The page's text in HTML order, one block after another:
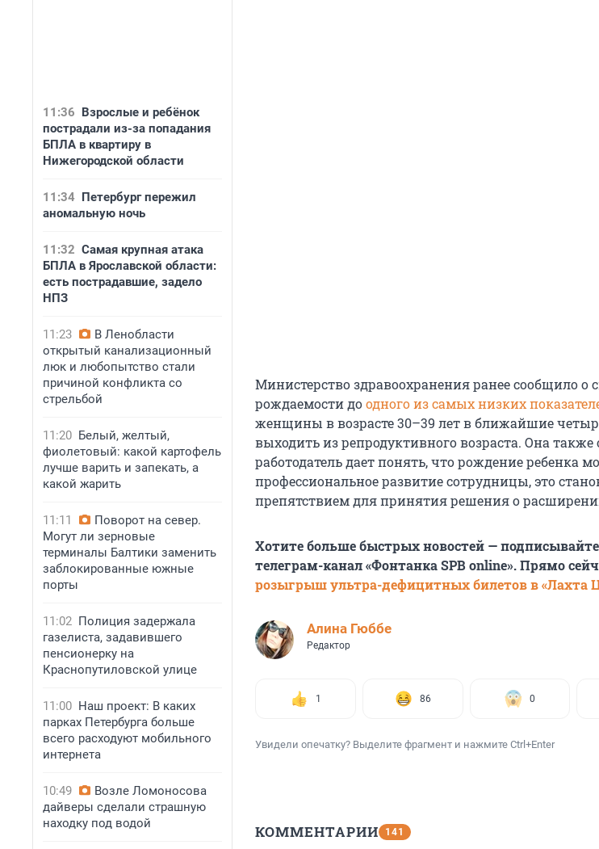
11:36 Взрослые и ребёнок
пострадали из-за попадания
БПЛА в квартиру в
Нижегородской области
11:34 Петербург пережил
аномальную ночь
11:32 Самая крупная атака
БПЛА в Ярославской области:
есть пострадавшие, задело
НПЗ
11:23
В Ленобласти
открытый канализационный
люк и любопытство стали
причиной конфликта со
стрельбой
11:20 Белый, желтый,
фиолетовый: какой картофель
лучше варить и запекать, а
какой жарить
11:11
Поворот на север.
Могут ли зерновые
терминалы Балтики заменить
заблокированные южные
порты
11:02 Полиция задержала
газелиста, задавившего
пенсионерку на
Краснопутиловской улице
11:00 Наш проект: В каких
парках Петербурга больше
всего расходуют мобильного
интернета
10:49
Возле Ломоносова
дайверы сделали страшную
находку под водой
Министерство здравоохранения ранее сообщило о
рождаемости доодного из самых низких
женщины в возрасте 30–39 лет в ближайшие
выходить из репродуктивного возраста. Она также
работодатель дает понять, что рождение ребенка
профессиональное развитие сотрудницы, это
препятствием для принятия решения о
Хотите больше быстрых новостей —
телеграм-канал «Фонтанка SPB online». Прямо
розыгрыш ультра-дефицитных билетов в «Лахта
Алина Гюббе
Редактор
1 86 0
Увидели опечатку? Выделите фрагмент и нажмите Ctrl+Enter
КОММЕНТАРИИ 141